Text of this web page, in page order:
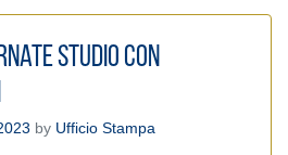
studio con
by Ufficio Stampa